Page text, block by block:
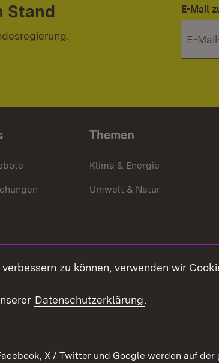
Stand E-Mail
Themen
Klima & Energie
Umwelt & Natur
zu können, verwenden wir
Datenschutzerklärung.
X / Twitter und Google werden auf